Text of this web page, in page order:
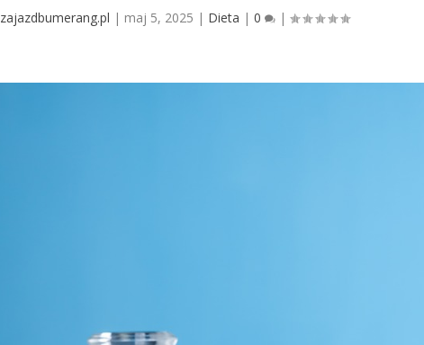
zajazdbumerang.pl | maj 5, 2025 | Dieta |0 |